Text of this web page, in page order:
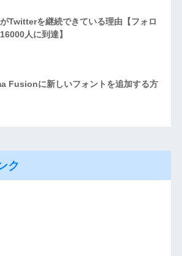
Twitterを継続できている理由【フォロ
人に到達】
Fusionに新しいフォントを追加する方
ク